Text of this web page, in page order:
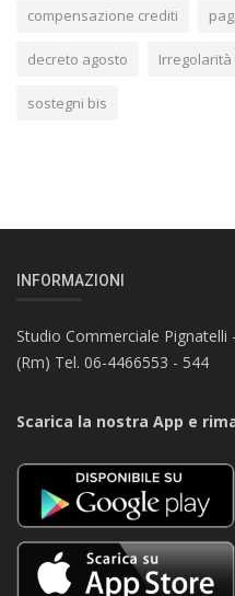
compensazione crediti
decreto agosto
sostegni bis
INFORMAZIONI
Studio Commerciale Pignatelli
(Rm) Tel. 06-4466553 - 544
Scarica la nostra App e